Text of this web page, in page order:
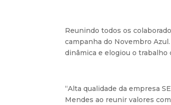
Reunindo todos os
campanha do Novembro
dinâmica e elogiou o trabalho
“Alta qualidade da empresa
Mendes ao reunir valores